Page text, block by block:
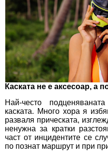
Каската не е аксесоар, а
Най-често
каската. Много хора я
разваля прическата,
ненужна за кратки
част от инцидентите се
по познат маршрут и при